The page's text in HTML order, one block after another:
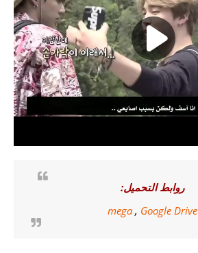
روابط التحميل:
mega, Google Drive